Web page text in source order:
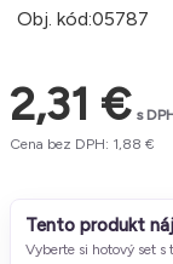
2,31 € s
Cena bez DPH: 1,88 €
Obj. kód:05787
Tento produkt
Vyberte si hotový set s